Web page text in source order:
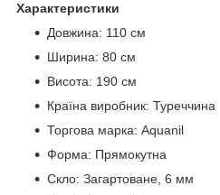
Характеристики
Довжина: 110 см
Ширина: 80 см
Висота: 190 см
Країна виробник: Туреччина
Торгова марка: Aquanil
Форма: Прямокутна
Скло: Загартоване, 6 мм